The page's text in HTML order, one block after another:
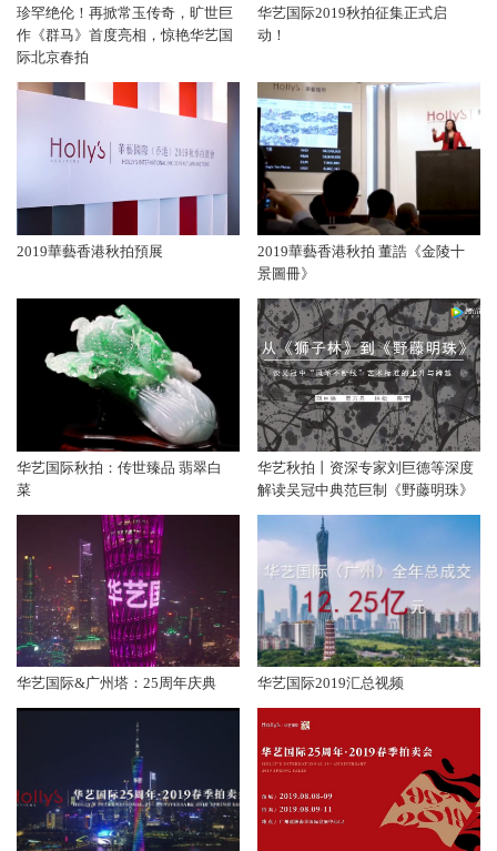
珍罕绝伦！再掀常玉传奇，旷世巨
作《群马》首度亮相，惊艳华艺国
际北京春拍
华艺国际2019秋拍征集正式启
动！
2019華藝香港秋拍預展
2019華藝香港秋拍 董誥《金陵十
景圖冊》
华艺国际秋拍：传世臻品 翡翠白
菜
华艺秋拍丨资深专家刘巨德等深度
解读吴冠中典范巨制《野藤明珠》
华艺国际&广州塔：25周年庆典 华艺国际2019汇总视频